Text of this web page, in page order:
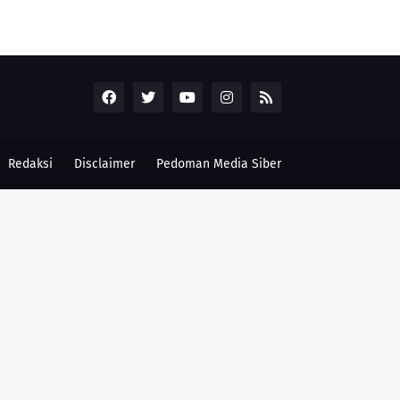
Redaksi Disclaimer Pedoman Media Siber